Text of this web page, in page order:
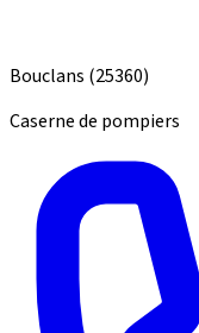
Bouclans (25360)
Caserne de pompiers